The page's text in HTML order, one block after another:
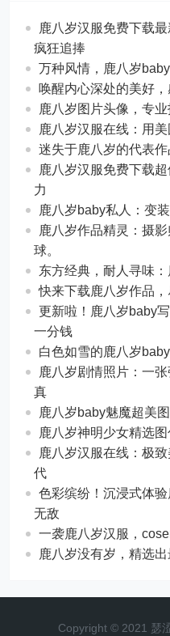
鹿八岁汉服免费下载
疯狂追捧
万种风情，鹿八岁
唤醒内心深处的美好
鹿八岁图片头像，专
鹿八岁汉服在线：用
迷失于鹿八岁的代表
鹿八岁汉服免费下载
力
鹿八岁baby私人：变
鹿八岁作品精灵：摄
球。
东方经典，耐人寻味
快来下载鹿八岁作品
更新啦！鹿八岁baby
一分钱
白色如雪的鹿八岁
鹿八岁剧情照片：一
真
鹿八岁baby魅魔超美
鹿八岁神明少女精选
鹿八岁汉服在线：极
代
色彩缤纷！沉浸式体
无敌
一袭鹿八岁汉服，
鹿八岁没有岁，精选
Copyright © 2021 瑟